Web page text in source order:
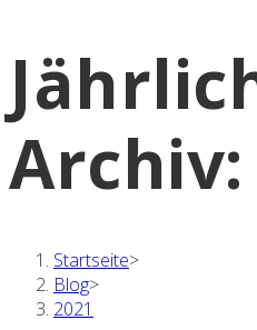
Archiv:
Startseite>
Blog>
2021